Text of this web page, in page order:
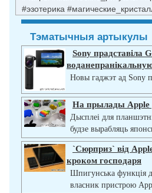
#эзотерика
Тэматычныя артыкулы
Sony прадставіла
Новы гаджэт ад Sony
На прылады Apple
Дысплеі для
будзе вырабляць
`Сюрприз` від
кроком господаря
Шпигунська функція
власник пристрою